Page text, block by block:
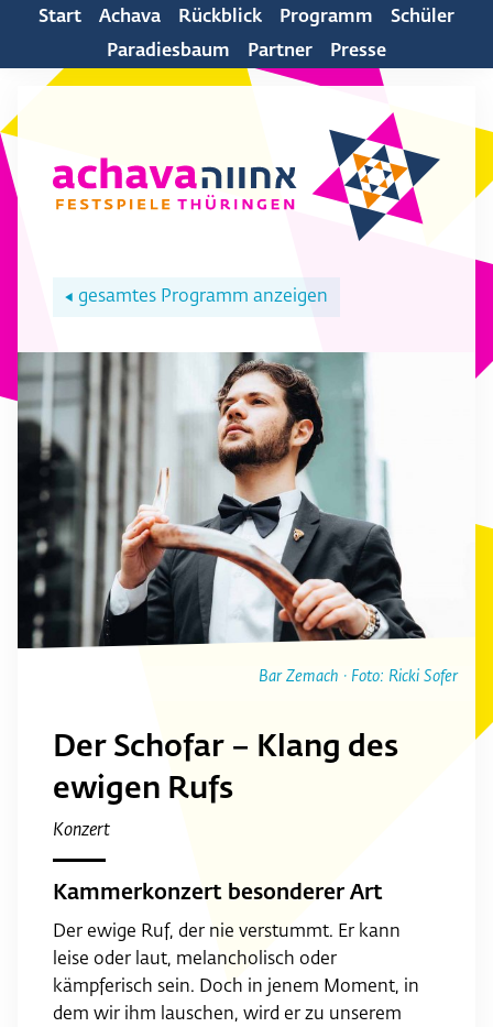
Start Achava Rückblick Programm
Schüler
Paradiesbaum
Partner Presse
◀ gesamtes Programm anzeigen
Bar Zemach · Foto: Ricki Sofer
Der Schofar – Klang des
ewigen Rufs
Konzert
Kammerkonzert besonderer Art
Der ewige Ruf, der nie verstummt. Er kann
leise oder laut, melancholisch oder
kämpferisch sein. Doch in jenem Moment, in
dem wir ihm lauschen, wird er zu unserem